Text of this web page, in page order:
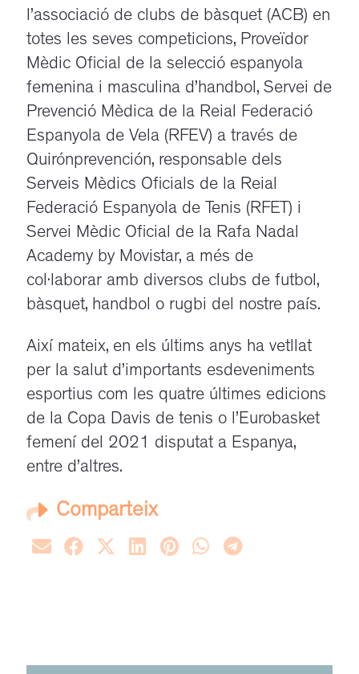
l’associació de clubs de bàsquet (ACB) en
totes les seves competicions, Proveïdor
Mèdic Oficial de la selecció espanyola
femenina i masculina d’handbol, Servei de
Prevenció Mèdica de la Reial Federació
Espanyola de Vela (RFEV) a través de
Quirónprevención, responsable dels
Serveis Mèdics Oficials de la Reial
Federació Espanyola de Tenis (RFET) i
Servei Mèdic Oficial de la Rafa Nadal
Academy by Movistar, a més de
col·laborar amb diversos clubs de futbol,
bàsquet, handbol o rugbi del nostre país.
Així mateix, en els últims anys ha vetllat
per la salut d’importants esdeveniments
esportius com les quatre últimes edicions
de la Copa Davis de tenis o l’Eurobasket
femení del 2021 disputat a Espanya,
entre d’altres.
Comparteix